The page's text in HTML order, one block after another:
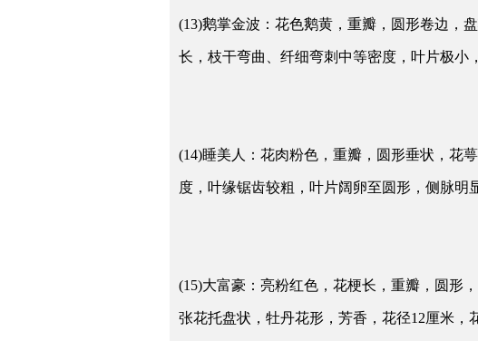
(13)鹅掌金波：花色鹅黄，重瓣，圆形卷边，
长，枝干弯曲、纤细弯刺中等密度，叶片极小
(14)睡美人：花肉粉色，重瓣，圆形垂状，花
度，叶缘锯齿较粗，叶片阔卵至圆形，侧脉明
(15)大富豪：亮粉红色，花梗长，重瓣，圆形
张花托盘状，牡丹花形，芳香，花径12厘米，